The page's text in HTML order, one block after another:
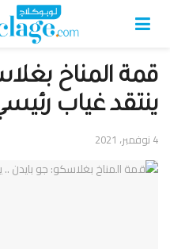
قمة المناخ
ينتقد غياب
4 نوفمبر، 2021